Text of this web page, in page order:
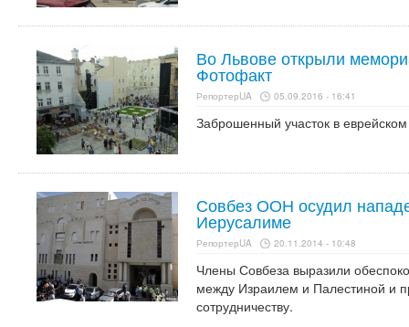
Во Львове открыли
Фотофакт
РепортерUA 05.09.2016 - 16:41
Заброшенный участок в
Совбез ООН осудил
Иерусалиме
РепортерUA 20.11.2014 - 10:48
Члены Совбеза выразили
между Израилем и Палестиной и
сотрудничеству.